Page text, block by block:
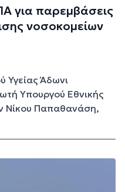
για παρεμβάσεις
νοσοκομείων
Υγείας Άδωνι
Υπουργού Εθνικής
Νίκου Παπαθανάση,